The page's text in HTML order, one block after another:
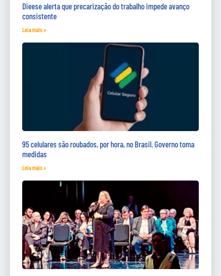
Dieese alerta que precarização do trabalho impede avanço
consistente
Leia mais »
95 celulares são roubados, por hora, no Brasil. Governo toma
medidas
Leia mais »